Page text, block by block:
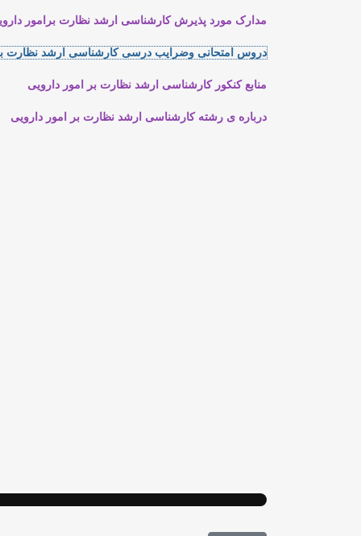
مدارک مورد پذیرش کارشناسی ارشد نظارت برامور
دروس امتحانی وضرایب درسی کارشناسی ارشد نظارت
منابع کنکور کارشناسی ارشد نظارت بر امور دارویی
درباره ی رشته کارشناسی ارشد نظارت بر امور دارویی